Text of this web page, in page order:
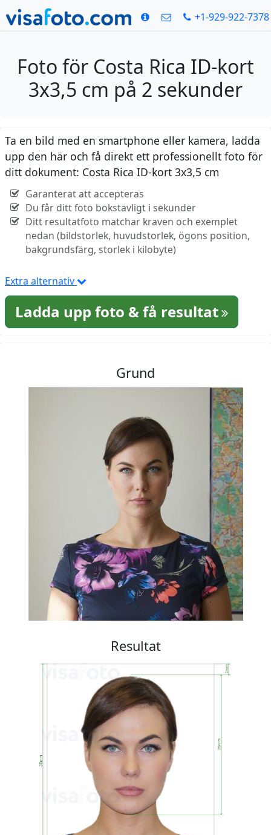
+1-929-922-7378
Foto för Costa Rica ID-kort
3x3,5 cm på 2 sekunder
Ta en bild med en smartphone eller kamera, ladda
upp den här och få direkt ett professionellt foto för
ditt dokument: Costa Rica ID-kort 3x3,5 cm
Garanterat att accepteras
Du får ditt foto bokstavligt i sekunder
Ditt resultatfoto matchar kraven och exemplet
nedan (bildstorlek, huvudstorlek, ögons position,
bakgrundsfärg, storlek i kilobyte)
Extra alternativ
Ladda upp foto & få resultat
Grund
Resultat